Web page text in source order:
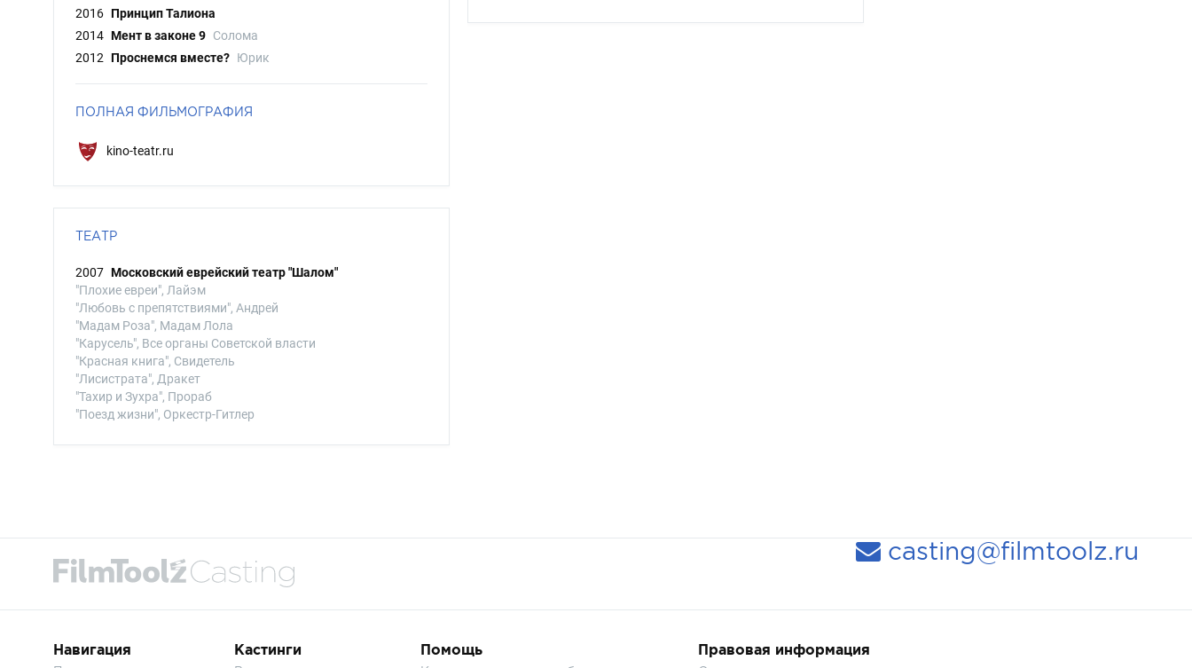
2016 Принцип Талиона
2014 Мент в законе 9 Солома
2012
Проснемся вместе? Юрик
ПОЛНАЯ ФИЛЬМОГРАФИЯ
kino-teatr.ru
ТЕАТР
2007 Московский еврейский театр "Шалом"
"Плохие евреи", Лайэм
"Любовь с препятствиями", Андрей
"Мадам Роза", Мадам Лола
"Карусель", Все органы Советской власти
"Красная книга", Свидетель
"Лисистрата", Дракет
"Тахир и Зухра", Прораб
"Поезд жизни", Оркестр-Гитлер
casting@filmtoolz.ru
Навигация Кастинги Помощь Правовая информация